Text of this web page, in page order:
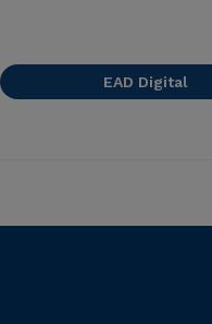
EAD Digital